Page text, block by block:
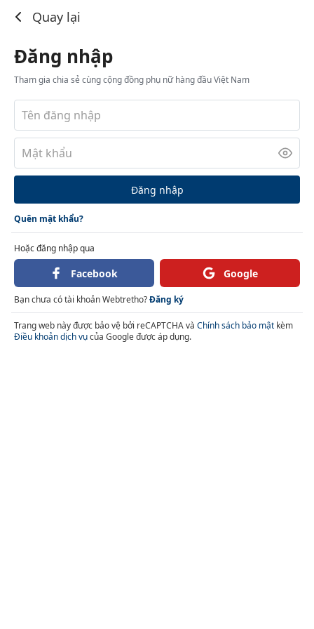
Quay lại
Đăng nhập
Tham gia chia sẻ cùng cộng đồng phụ nữ hàng đầu Việt Nam
Đăng nhập
Quên mật khẩu?
Hoặc đăng nhập qua
Facebook Google
Bạn chưa có tài khoản Webtretho?Đăng ký
Trang web này được bảo vệ bởi reCAPTCHA và Chính sách bảo mật kèm
Điều khoản dịch vụcủa Google được áp dụng.